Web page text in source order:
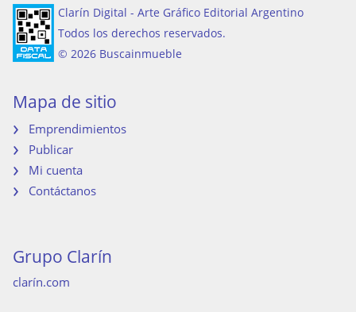
Clarín Digital - Arte Gráfico Editorial Argentino
Todos los derechos reservados.
© 2026 Buscainmueble
Mapa de sitio
Emprendimientos
Publicar
Mi cuenta
Contáctanos
Grupo Clarín
clarín.com